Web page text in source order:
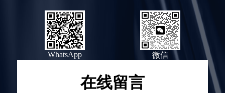
WhatsApp 微信
在线留言